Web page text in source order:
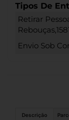
Tipos De
Retirar
Envio Sob
Descrição